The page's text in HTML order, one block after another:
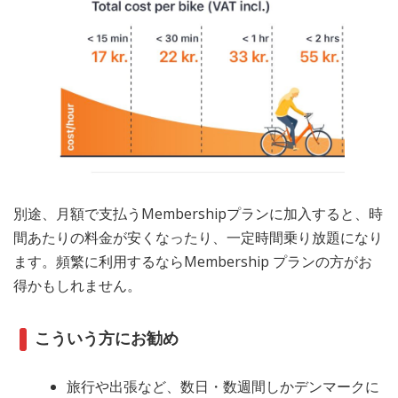
別途、月額で支払うMembershipプランに加入すると、時
間あたりの料金が安くなったり、一定時間乗り放題になり
ます。頻繁に利用するならMembership プランの方がお
得かもしれません。
こういう方にお勧め
旅行や出張など、数日・数週間しかデンマークに